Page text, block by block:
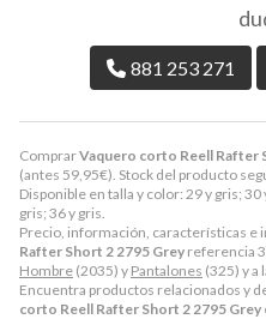
ComprarVaquero corto Reell Rafter
(antes 59,95€). Stock del producto
Disponible en talla y color: 29 y gris;
gris; 36 y gris.
Precio, información, características e
Rafter Short 2 2795 Grey referencia
Hombre (2035) y Pantalones (325) y a
Encuentra productos relacionados y
corto Reell Rafter Short 2 2795 Grey
881 253 271